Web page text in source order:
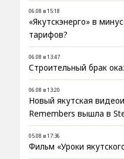
06.08 в 15:18
«Якутскэнерго» в
тарифов?
06.08 в 13:47
Строительный брак
06.08 в 13:20
Новый якутская
Remembers вышла в
05.08 в 17:36
Фильм «Уроки